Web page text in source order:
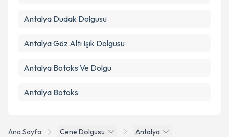
Ana Sayfa Cene Dolgusu Antalya
Antalya Dudak Dolgusu
Antalya Göz Altı Işık Dolgusu
Antalya Botoks Ve Dolgu
Antalya Botoks